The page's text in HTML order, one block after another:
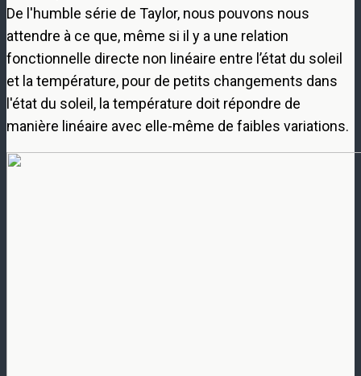
De l'humble série de Taylor, nous pouvons nous
attendre à ce que, même si il y a une relation
fonctionnelle directe non linéaire entre l’état du soleil
et la température, pour de petits changements dans
l'état du soleil, la température doit répondre de
manière linéaire avec elle-même de faibles variations.